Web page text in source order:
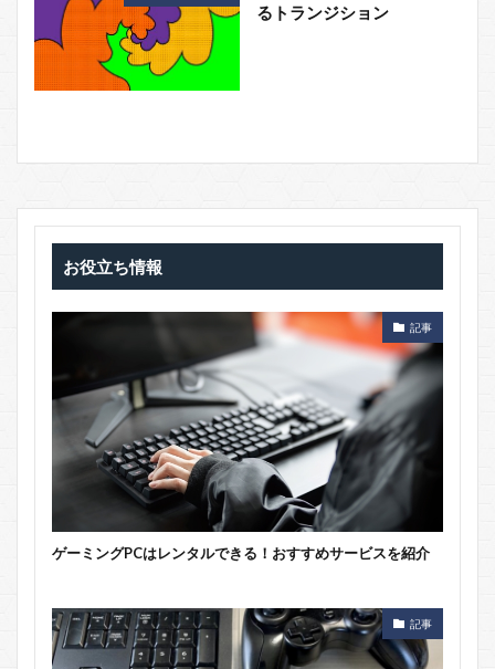
るトランジション
お役立ち情報
記事
ゲーミングPCはレンタルできる！おすすめサービスを紹介
記事